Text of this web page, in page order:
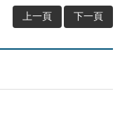
上一頁 下一頁